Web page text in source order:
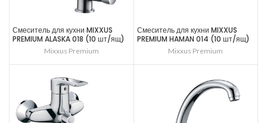
Смеситель для кухни MIXXUS
PREMIUM ALASKA 018 (10 шт/ящ)
Mixxus Premium
Смеситель для кухни MIXXUS
PREMIUM HAMAN 014 (10 шт/ящ)
Mixxus Premium